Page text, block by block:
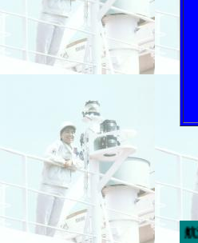
今週の「内航海運新聞」広